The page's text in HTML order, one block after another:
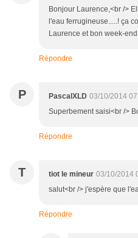
Bonjour Laurence,<br />
l'eau ferrugineuse.....! ça
Laurence et bon week-end
Répondre
P PascalXLD 03/10/2014
Superbement saisi<br />
Répondre
T tiot le mineur 03/10/2014
salut<br /> j'espère que
Répondre